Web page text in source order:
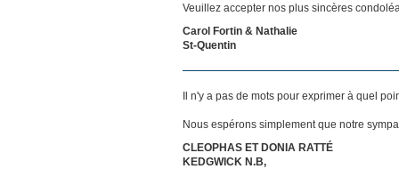
Veuillez accepter nos plus sincères
Carol Fortin & Nathalie
St-Quentin
Il n'y a pas de mots pour exprimer à quel
Nous espérons simplement que notre
CLEOPHAS ET DONIA RATTÉ
KEDGWICK N.B,